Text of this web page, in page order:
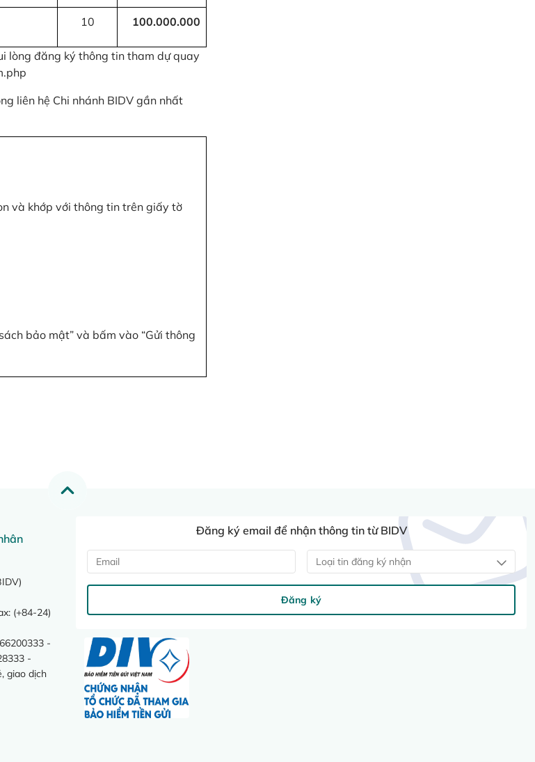
10 100.000.000
lòng đăng ký thông tin tham dự quay
liên hệ Chi nhánh BIDV gần nhất
và khớp với thông tin trên giấy tờ
bảo mật” và bấm vào “Gửi thông
(+84-24)
-
-
giao dịch
Đăng ký email để nhận thông tin từ BIDV
Loại tin đăng ký nhận
Đăng ký